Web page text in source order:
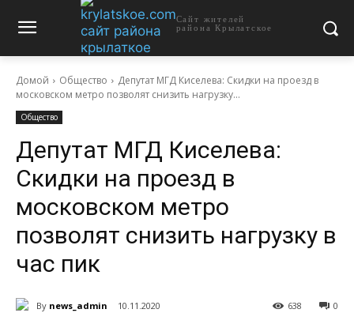
Сайт жителей
района Крылатское
Домой Общество
Депутат МГД Киселева: Скидки на проезд в
московском метро позволят снизить нагрузку...
Общество
Депутат МГД Киселева:
Скидки на проезд в
московском метро
позволят снизить нагрузку в
час пик
By news_admin 10.11.2020 0
638